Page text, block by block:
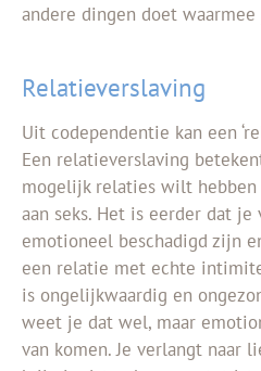
andere dingen doet
Relatieverslaving
Uit codependentie kan een
Een relatieverslaving
mogelijk relaties wilt
aan seks. Het is eerder dat
emotioneel beschadigd zijn
een relatie met echte
is ongelijkwaardig en
weet je dat wel, maar
van komen. Je verlangt naar